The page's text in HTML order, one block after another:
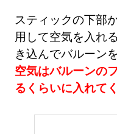
スティックの下部
用して空気を入れ
き込んでバルーン
空気はバルーンの
るくらいに入れて